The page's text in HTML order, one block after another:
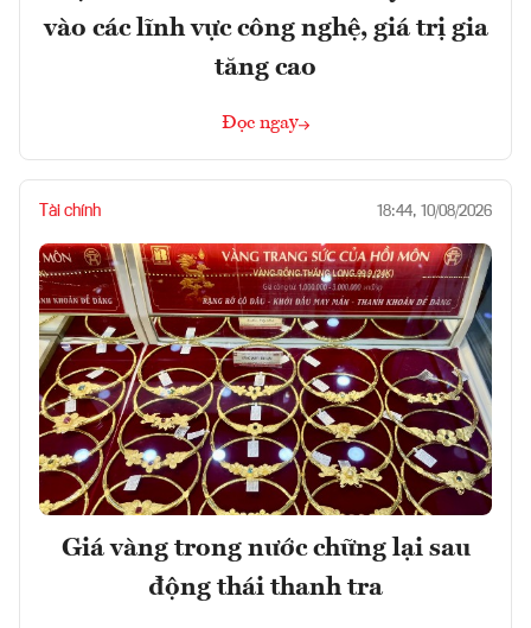
vào các lĩnh vực công nghệ, giá trị gia
tăng cao
Đọc ngay
Tài chính 18:44, 10/08/2026
Giá vàng trong nước chững lại sau
động thái thanh tra